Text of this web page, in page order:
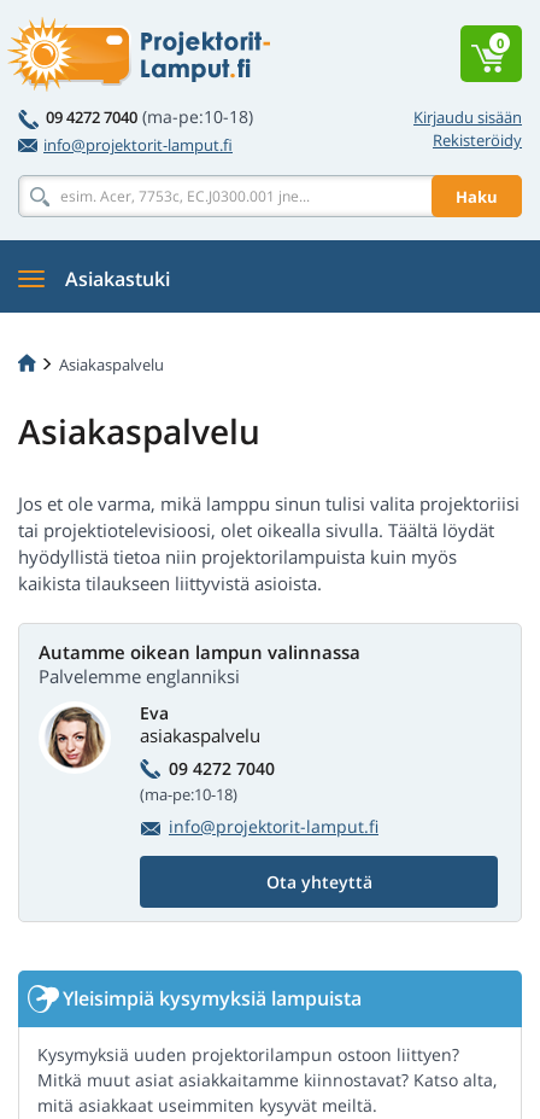
Kirjaudu sisään
Rekisteröidy
09 4272 7040 (ma-pe:10-18)
info@projektorit-lamput.fi
Haku
0
Asiakastuki
Asiakaspalvelu
Asiakaspalvelu
Jos et ole varma, mikä lamppu sinun tulisi valita projektoriisi
tai projektiotelevisioosi, olet oikealla sivulla. Täältä löydät
hyödyllistä tietoa niin projektorilampuista kuin myös
kaikista tilaukseen liittyvistä asioista.
Autamme oikean lampun valinnassa
Palvelemme englanniksi
Eva
asiakaspalvelu
09 4272 7040
(ma-pe:10-18)
info@projektorit-lamput.fi
Ota yhteyttä
Yleisimpiä kysymyksiä lampuista
Kysymyksiä uuden projektorilampun ostoon liittyen?
Mitkä muut asiat asiakkaitamme kiinnostavat? Katso alta,
mitä asiakkaat useimmiten kysyvät meiltä.